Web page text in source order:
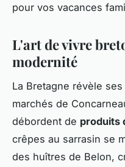
pour vos vacances
L'art de vivre
modernité
La Bretagne révèle
marchés de
débordent de produits
crêpes au sarrasin se
des huîtres de Belon,